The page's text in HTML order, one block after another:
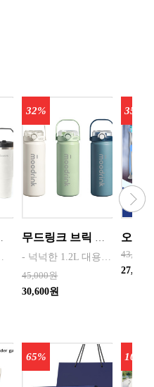
45,000원
32%
30,600원
43,000원
35%
27,950원
65% 10%